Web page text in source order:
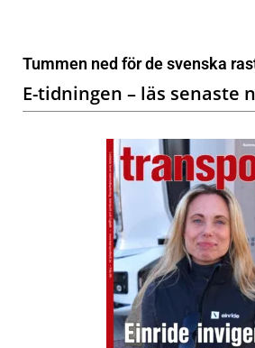
Tummen ned för de svenska
E-tidningen – läs senaste